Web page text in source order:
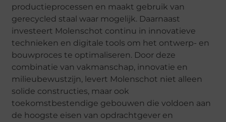
productieprocessen en maakt gebruik van
gerecycled staal waar mogelijk. Daarnaast
investeert Molenschot continu in innovatieve
technieken en digitale tools om het ontwerp- en
bouwproces te optimaliseren. Door deze
combinatie van vakmanschap, innovatie en
milieubewustzijn, levert Molenschot niet alleen
solide constructies, maar ook
toekomstbestendige gebouwen die voldoen aan
de hoogste eisen van opdrachtgever en